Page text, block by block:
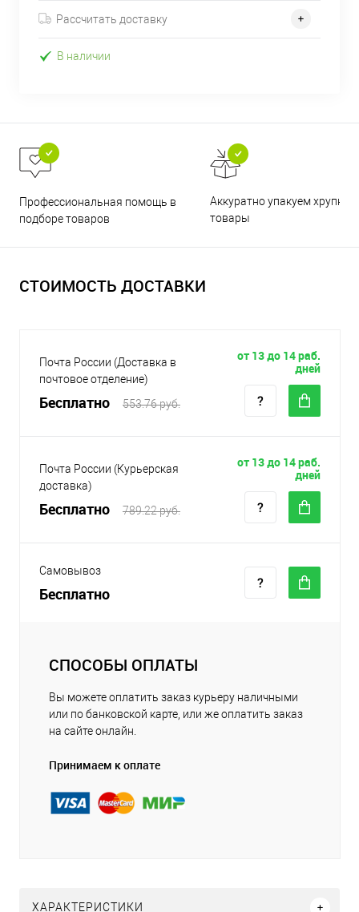
Рассчитать доставку
В наличии
Профессиональная помощь в
подборе товаров
Аккуратно упакуем хрупкие
товары
СТОИМОСТЬ ДОСТАВКИ
Почта России (Доставка в
почтовое отделение)
Бесплатно 553.76 руб.
от 13 до 14 раб.
дней
Почта России (Курьерская
доставка)
Бесплатно 789.22 руб.
от 13 до 14 раб.
дней
Самовывоз
Бесплатно
СПОСОБЫ ОПЛАТЫ
Вы можете оплатить заказ курьеру наличными
или по банковской карте, или же оплатить заказ
на сайте онлайн.
Принимаем к оплате
ХАРАКТЕРИСТИКИ